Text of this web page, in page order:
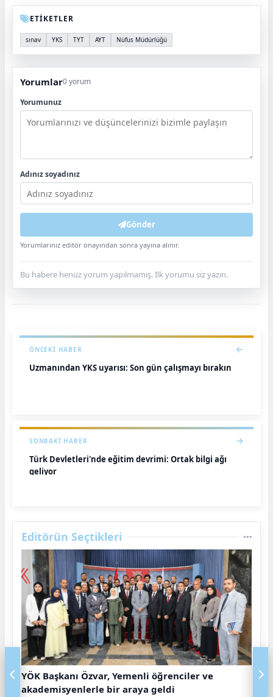
ETİKETLER
sınav YKS TYT AYT Nüfus Müdürlüğü
Yorumlar0 yorum
Yorumunuz
Adınız soyadınız
Gönder
Yorumlarınız editör onayından sonra yayına alınır.
Bu habere henüz yorum yapılmamış. İlk yorumu siz yazın.
ÖNCEKI HABER
Uzmanından YKS uyarısı: Son gün çalışmayı bırakın
SONRAKI HABER
Türk Devletleri'nde eğitim devrimi: Ortak bilgi ağı
geliyor
Editörün Seçtikleri
YÖK Başkanı Özvar, Yemenli öğrenciler ve
akademisyenlerle bir araya geldi